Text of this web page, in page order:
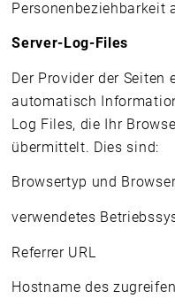
Personenbeziehbarkeit
Server-Log-Files
Der Provider der Seiten
automatisch
Log Files, die Ihr
übermittelt. Dies sind:
Browsertyp und
verwendetes
Referrer URL
Hostname des